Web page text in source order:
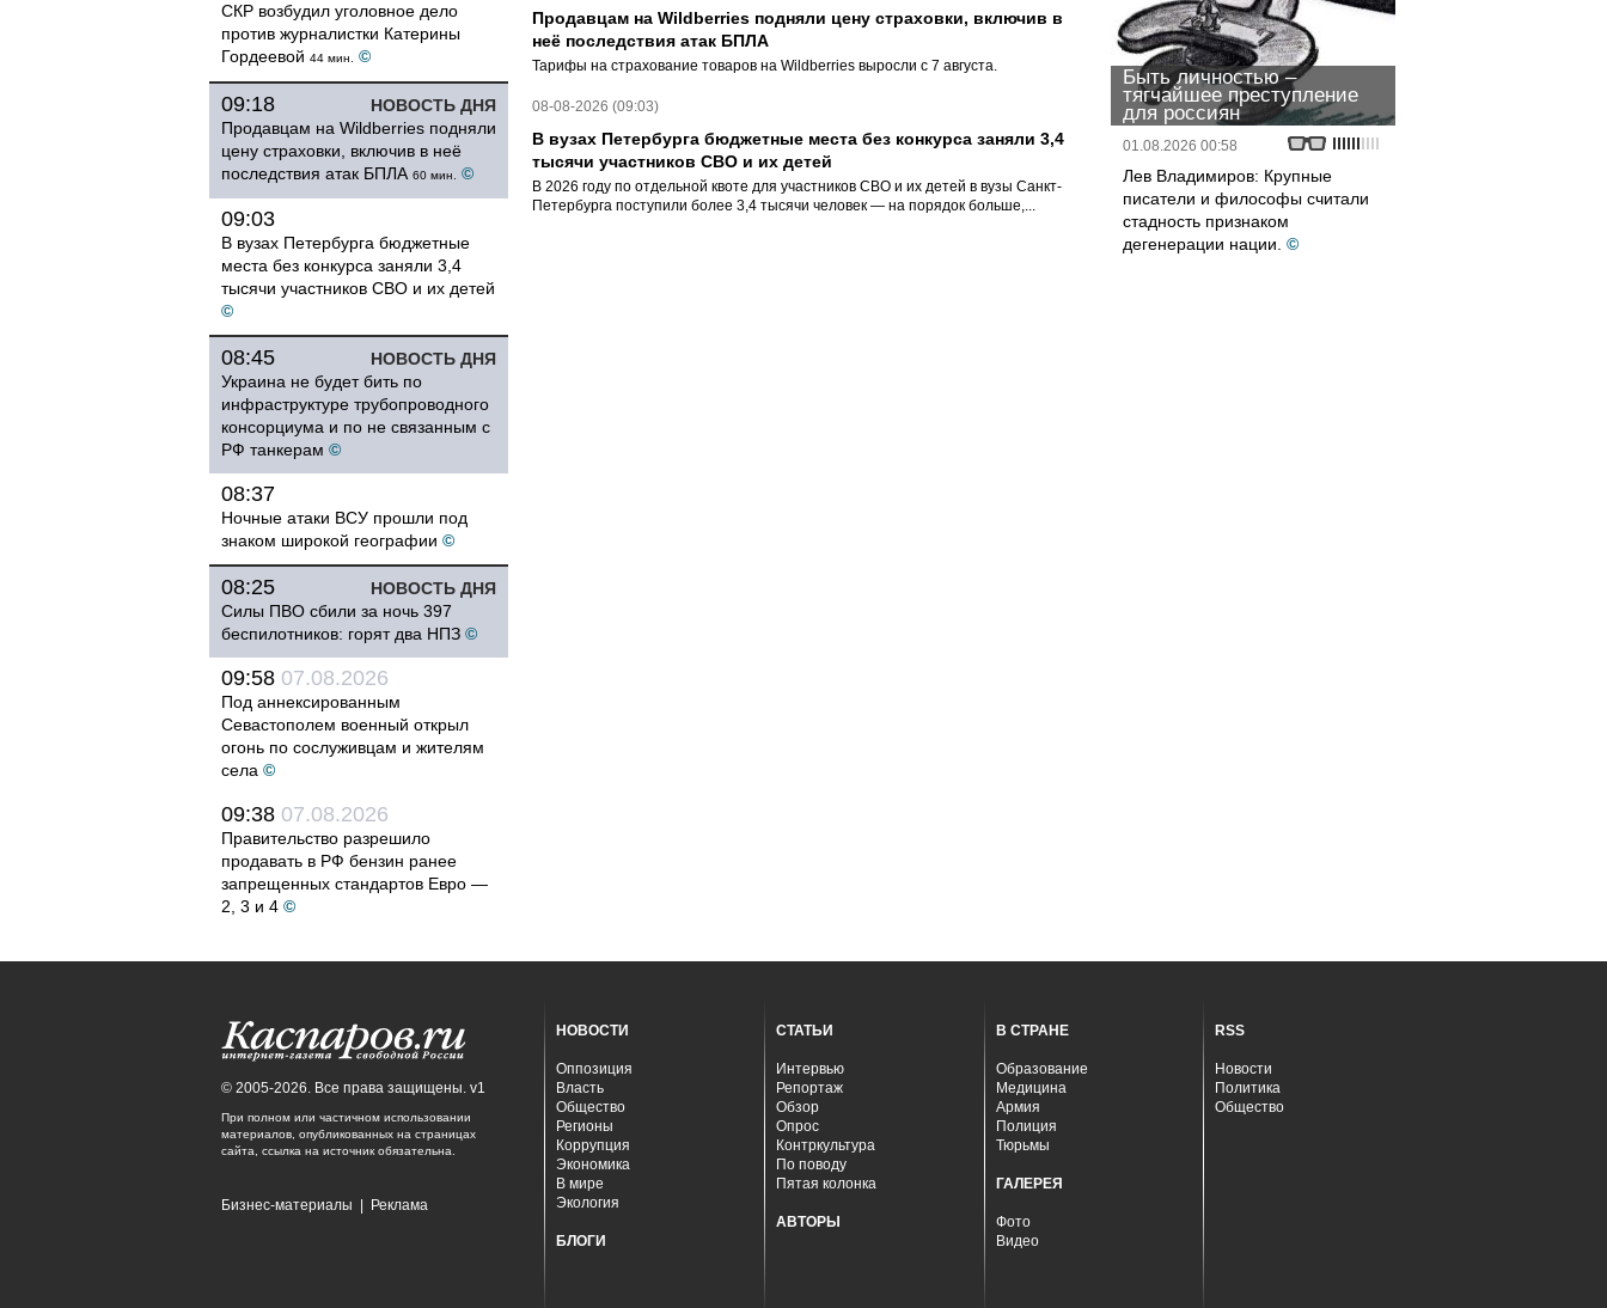
СКР возбудил уголовное дело
против журналистки Катерины
Гордеевой 44 мин. ©
НОВОСТЬ ДНЯ
09:18
Продавцам на Wildberries подняли
цену страховки, включив в неё
последствия атак БПЛА 60 мин. ©
09:03
В вузах Петербурга бюджетные
места без конкурса заняли 3,4
тысячи участников СВО и их детей
©
НОВОСТЬ ДНЯ
08:45
Украина не будет бить по
инфраструктуре трубопроводного
консорциума и по не связанным с
РФ танкерам ©
08:37
Ночные атаки ВСУ прошли под
знаком широкой географии ©
НОВОСТЬ ДНЯ
08:25
Силы ПВО сбили за ночь 397
беспилотников: горят два НПЗ ©
09:58 07.08.2026
Под аннексированным
Севастополем военный открыл
огонь по сослуживцам и жителям
села ©
09:38 07.08.2026
Правительство разрешило
продавать в РФ бензин ранее
запрещенных стандартов Евро —
2, 3 и 4 ©
Продавцам на Wildberries подняли цену страховки, включив в
неё последствия атак БПЛА
Тарифы на страхование товаров на Wildberries выросли с 7 августа.
08-08-2026 (09:03)
В вузах Петербурга бюджетные места без конкурса заняли 3,4
тысячи участников СВО и их детей
В 2026 году по отдельной квоте для участников СВО и их детей в вузы Санкт-
Петербурга поступили более 3,4 тысячи человек — на порядок больше,...
Быть личностью –
тягчайшее преступление
для россиян
01.08.2026 00:58
Лев Владимиров: Крупные
писатели и философы считали
стадность признаком
дегенерации нации. ©
© 2005-2026. Все права защищены. v1
При полном или частичном использовании
материалов, опубликованных на страницах
сайта, ссылка на источник обязательна.
Бизнес-материалы Реклама
НОВОСТИ
Оппозиция
Власть
Общество
Регионы
Коррупция
Экономика
В мире
Экология
БЛОГИ
СТАТЬИ
Интервью
Репортаж
Обзор
Опрос
Контркультура
По поводу
Пятая колонка
АВТОРЫ
В СТРАНЕ
Образование
Медицина
Армия
Полиция
Тюрьмы
ГАЛЕРЕЯ
Фото
Видео
RSS
Новости
Политика
Общество